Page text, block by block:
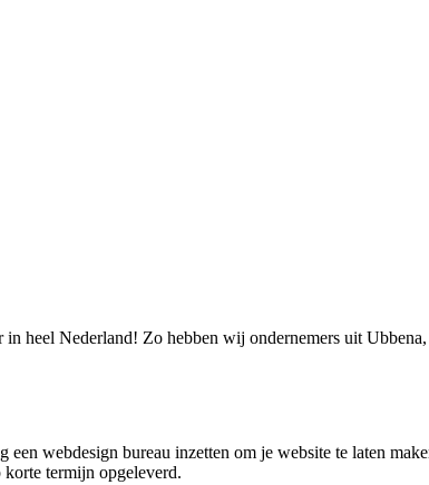
heel Nederland! Zo hebben wij ondernemers uit
webdesign bureau inzetten om je website te laten
korte termijn opgeleverd.